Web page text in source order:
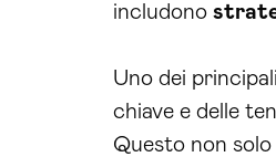
includono
Uno dei
chiave e delle
Questo non